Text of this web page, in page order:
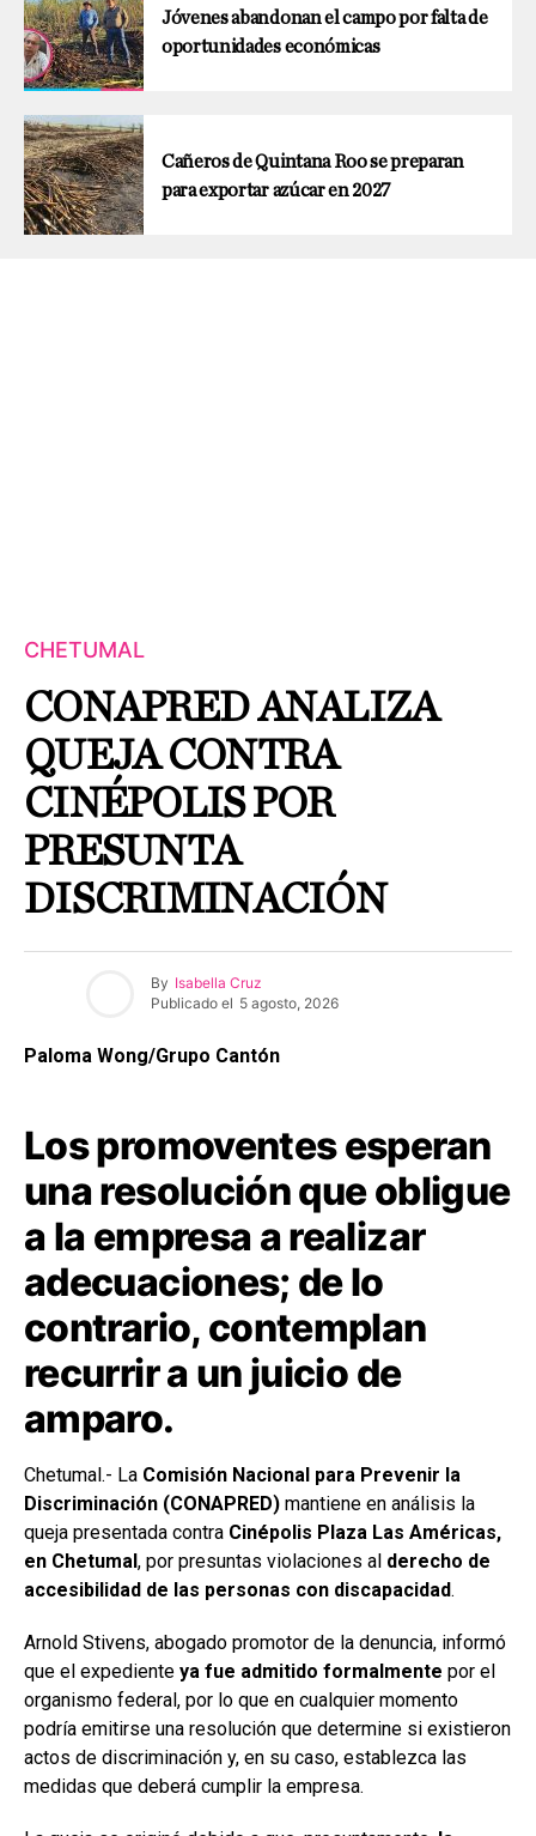
Jóvenes abandonan el campo por falta de
oportunidades económicas
Cañeros de Quintana Roo se preparan
para exportar azúcar en 2027
CHETUMAL
CONAPRED ANALIZA
QUEJA CONTRA
CINÉPOLIS POR
PRESUNTA
DISCRIMINACIÓN
By Isabella Cruz
Publicado el 5 agosto, 2026
Paloma Wong/Grupo Cantón
Los promoventes esperan
una resolución que obligue
a la empresa a realizar
adecuaciones; de lo
contrario, contemplan
recurrir a un juicio de
amparo.
Chetumal.- La Comisión Nacional para Prevenir la
Discriminación (CONAPRED) mantiene en análisis la
queja presentada contra Cinépolis Plaza Las Américas,
en Chetumal, por presuntas violaciones al derecho de
accesibilidad de las personas con discapacidad.
Arnold Stivens, abogado promotor de la denuncia, informó
que el expediente ya fue admitido formalmente por el
organismo federal, por lo que en cualquier momento
podría emitirse una resolución que determine si existieron
actos de discriminación y, en su caso, establezca las
medidas que deberá cumplir la empresa.